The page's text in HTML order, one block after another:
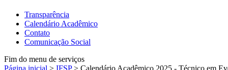
Transparência
Calendário Acadêmico
Contato
Comunicação Social
Fim do menu de serviços
Página inicial > IFSP > Calendário Acadêmico 2025 - Técnico em